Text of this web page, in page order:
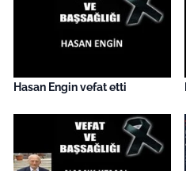
Hasan Engin vefat etti